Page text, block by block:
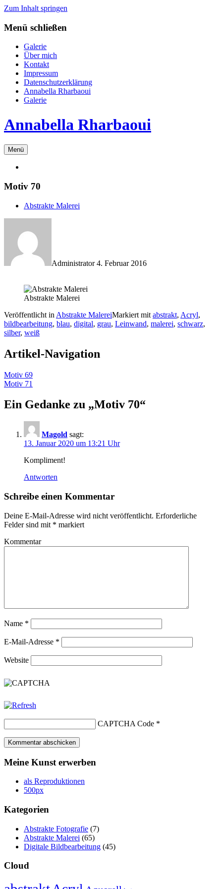
Zum Inhalt springen
Menü schließen
Galerie
Über mich
Kontakt
Impressum
Datenschutzerklärung
Annabella Rharbaoui
Galerie
Annabella Rharbaoui
Menü
Motiv 70
Abstrakte Malerei
Administrator 4. Februar 2016
Abstrakte Malerei
Veröffentlicht in Abstrakte MalereiMarkiert mit abstrakt, Acryl,
bildbearbeitung, blau, digital, grau, Leinwand, malerei, schwarz,
silber, weiß
Artikel-Navigation
Motiv 69
Motiv 71
Ein Gedanke zu „Motiv 70“
Magold sagt:
13. Januar 2020 um 13:21 Uhr
Kompliment!
Antworten
Schreibe einen Kommentar
Deine E-Mail-Adresse wird nicht veröffentlicht. Erforderliche
Felder sind mit * markiert
Kommentar
Name *
E-Mail-Adresse *
Website
CAPTCHA Code *
Meine Kunst erwerben
als Reproduktionen
500px
Kategorien
Abstrakte Fotografie (7)
Abstrakte Malerei (65)
Digitale Bildbearbeitung (45)
Cloud